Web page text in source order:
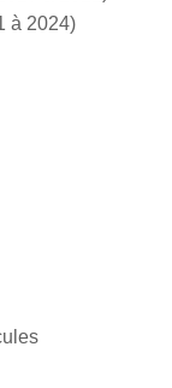
à 2024)